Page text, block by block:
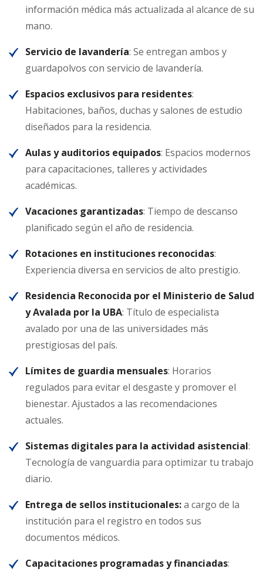
información médica más actualizada al alcance de su
mano.
Servicio de lavandería: Se entregan ambos y
guardapolvos con servicio de lavandería.
Espacios exclusivos para residentes:
Habitaciones, baños, duchas y salones de estudio
diseñados para la residencia.
Aulas y auditorios equipados: Espacios modernos
para capacitaciones, talleres y actividades
académicas.
Vacaciones garantizadas: Tiempo de descanso
planificado según el año de residencia.
Rotaciones en instituciones reconocidas:
Experiencia diversa en servicios de alto prestigio.
Residencia Reconocida por el Ministerio de Salud
y Avalada por la UBA: Título de especialista
avalado por una de las universidades más
prestigiosas del país.
Límites de guardia mensuales: Horarios
regulados para evitar el desgaste y promover el
bienestar. Ajustados a las recomendaciones
actuales.
Sistemas digitales para la actividad asistencial:
Tecnología de vanguardia para optimizar tu trabajo
diario.
Entrega de sellos institucionales:a cargo de la
institución para el registro en todos sus
documentos médicos.
Capacitaciones programadas y financiadas: